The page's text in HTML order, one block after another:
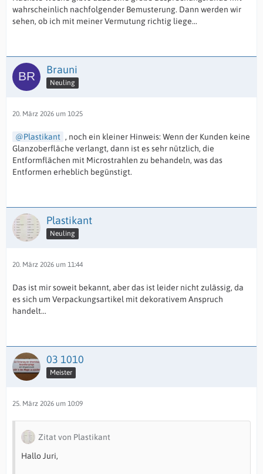
wahrscheinlich nachfolgender Bemusterung. Dann werden wir
sehen, ob ich mit meiner Vermutung richtig liege...
Brauni
Neuling
20. März 2026 um 10:25
Plastikant
, noch ein kleiner Hinweis: Wenn der Kunden keine
Glanzoberfläche verlangt, dann ist es sehr nützlich, die
Entformflächen mit Microstrahlen zu behandeln, was das
Entformen erheblich begünstigt.
Plastikant
Neuling
20. März 2026 um 11:44
Das ist mir soweit bekannt, aber das ist leider nicht zulässig, da
es sich um Verpackungsartikel mit dekorativem Anspruch
handelt...
03 1010
Meister
25. März 2026 um 10:09
Zitat von Plastikant
Hallo Juri,